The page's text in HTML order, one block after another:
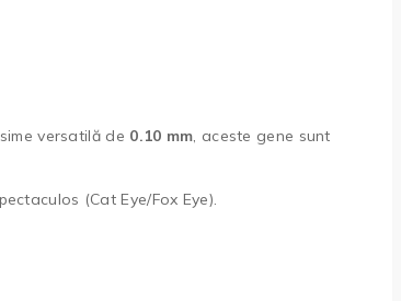
versatilă de 0.10 mm, aceste gene sunt
(Cat Eye/Fox Eye).